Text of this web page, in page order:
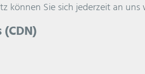
können Sie sich jederzeit an uns